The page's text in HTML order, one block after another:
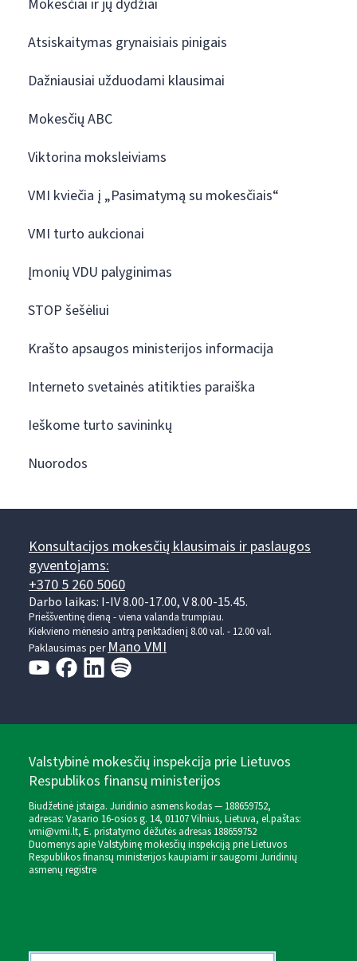
Mokesčiai ir jų dydžiai
Atsiskaitymas grynaisiais pinigais
Dažniausiai užduodami klausimai
Mokesčių ABC
Viktorina moksleiviams
VMI kviečia į „Pasimatymą su mokesčiais“
VMI turto aukcionai
Įmonių VDU palyginimas
STOP šešėliui
Krašto apsaugos ministerijos informacija
Interneto svetainės atitikties paraiška
Ieškome turto savininkų
Nuorodos
Konsultacijos mokesčių klausimais ir paslaugos
gyventojams:
+370 5 260 5060
Darbo laikas: I-IV 8.00-17.00, V 8.00-15.45.
Prieššventinę dieną - viena valanda trumpiau.
Kiekvieno mėnesio antrą penktadienį 8.00 val. - 12.00 val.
Paklausimas perMano VMI
Valstybinė mokesčių inspekcija prie Lietuvos
Respublikos finansų ministerijos
Biudžetinė įstaiga. Juridinio asmens kodas — 188659752,
adresas: Vasario 16-osios g. 14, 01107 Vilnius, Lietuva, el.paštas:
vmi@vmi.lt, E. pristatymo dėžutės adresas 188659752
Duomenys apie Valstybinę mokesčių inspekciją prie Lietuvos
Respublikos finansų ministerijos kaupiami ir saugomi Juridinių
asmenų registre